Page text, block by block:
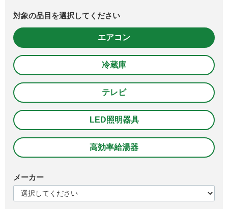
対象の品目を選択してください
エアコン
冷蔵庫
テレビ
LED照明器具
高効率給湯器
メーカー